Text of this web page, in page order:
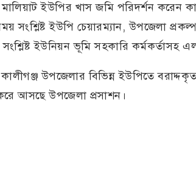
ইউপির খাস জমি পরিদর্শন করেন
সংশ্লিষ্ট ইউপি চেয়ারম্যান, উপজেলা
সংশ্লিষ্ট ইউনিয়ন ভূমি সহকারি কর্মকর্তাসহ
উপজেলার বিভিন্ন ইউপিতে
আসছে উপজেলা প্রসাশন।